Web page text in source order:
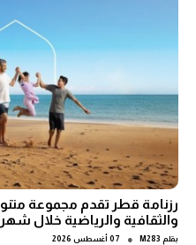
رزنامة قطر تقدم مجموعة
والثقافية والرياضية خلال
بقلم M283
● 07 أغسطس 2026